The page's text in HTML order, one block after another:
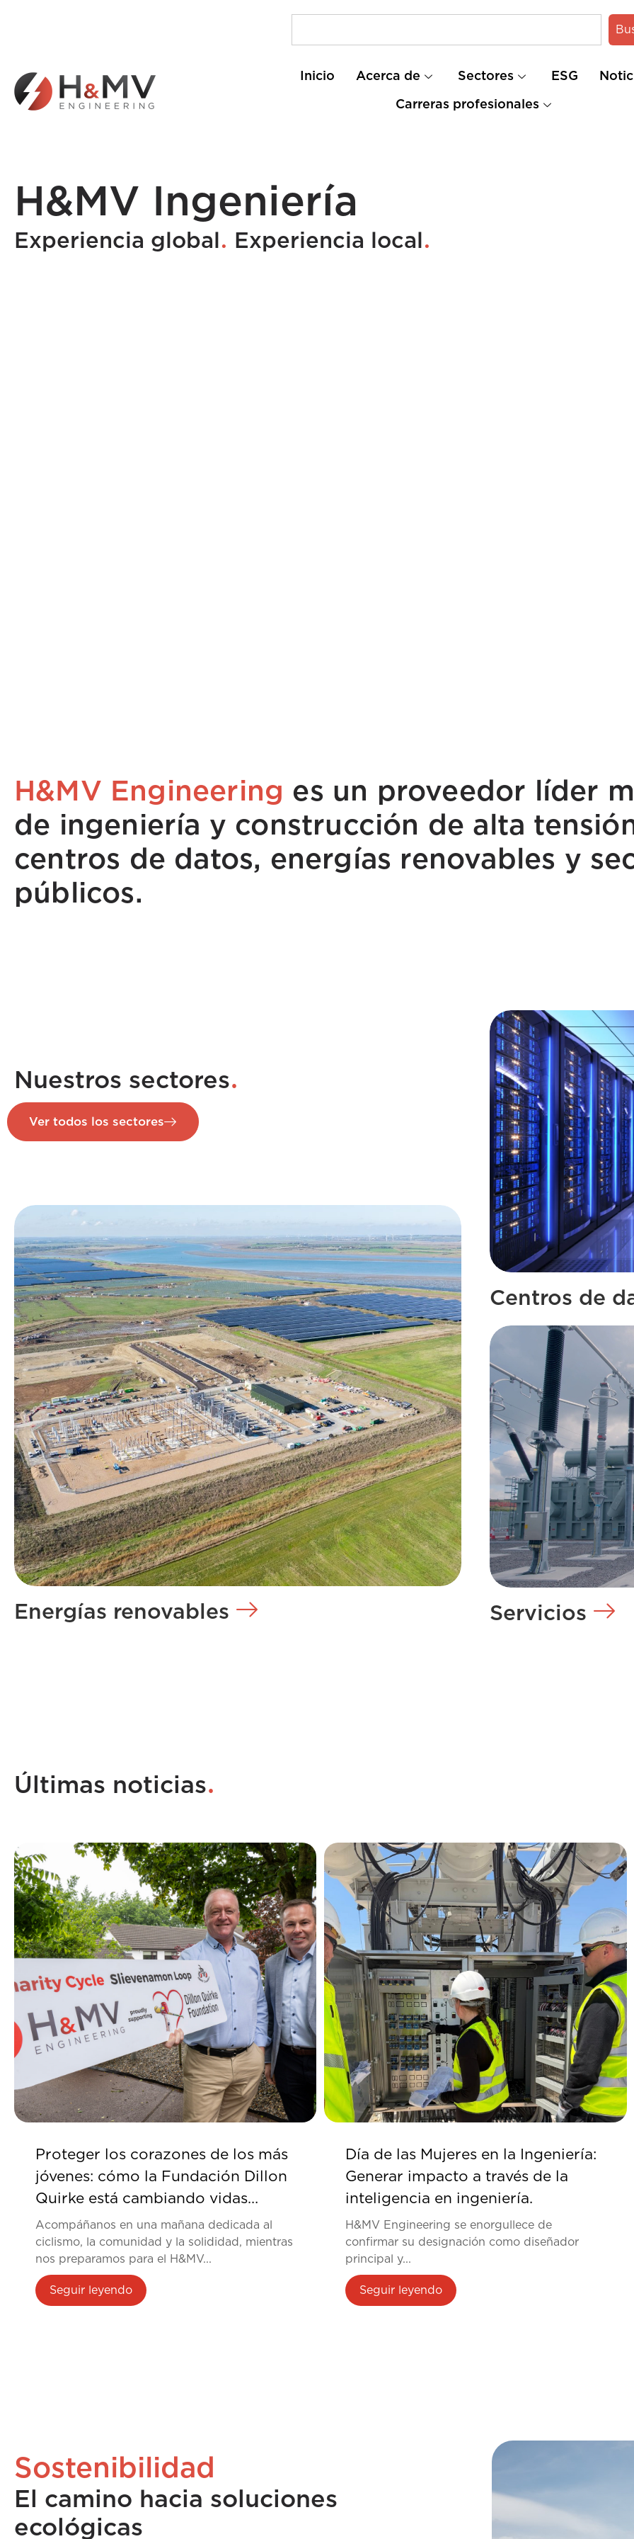
Inicio Acerca de Sectores ESG
Carreras profesionales
H&MV Ingeniería
Experiencia global . Experiencia local .
H&MV Engineering es un proveedor líder
de ingeniería y construcción de alta
centros de datos, energías renovables y
públicos.
Nuestros sectores.
Ver todos los sectores
Energías renovables
Centros de
Servicios
Últimas noticias.
Proteger los corazones de los más
jóvenes: cómo la Fundación Dillon
Quirke está cambiando vidas
gracias a los exámenes cardíacos
preventivos
Acompáñanos en una mañana dedicada al
ciclismo, la comunidad y la solididad, mientras
nos preparamos para el H&MV...
Seguir leyendo
Día de las Mujeres en la Ingeniería:
Generar impacto a través de la
inteligencia en ingeniería.
H&MV Engineering se enorgullece de
confirmar su designación como diseñador
principal y...
Seguir leyendo
Sostenibilidad
El camino hacia soluciones
ecológicas